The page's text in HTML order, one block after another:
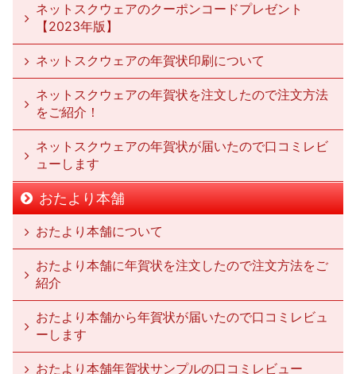
ネットスクウェアのクーポンコードプレゼント
【2023年版】
ネットスクウェアの年賀状印刷について
ネットスクウェアの年賀状を注文したので注文方法
をご紹介！
ネットスクウェアの年賀状が届いたので口コミレビ
ューします
おたより本舗
おたより本舗について
おたより本舗に年賀状を注文したので注文方法をご
紹介
おたより本舗から年賀状が届いたので口コミレビュ
ーします
おたより本舗年賀状サンプルの口コミレビュー